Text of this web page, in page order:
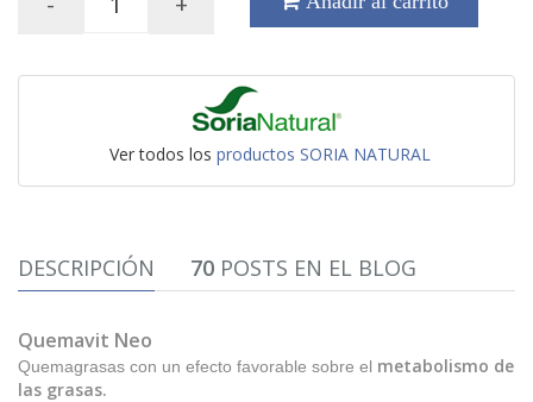
Ver todos los productos SORIA NATURAL
DESCRIPCIÓN 70 POSTS EN EL BLOG
Quemavit Neo
Quemagrasas con un efecto favorable sobre el metabolismo de
las grasas.